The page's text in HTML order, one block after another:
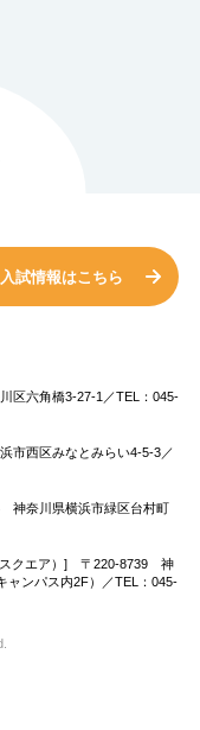
入試情報はこちら
区六角橋3-27-1／TEL：045-
市西区みなとみらい4-5-3／
神奈川県横浜市緑区台村町
スクエア）] 〒220-8739 神
ャンパス内2F）／TEL：045-